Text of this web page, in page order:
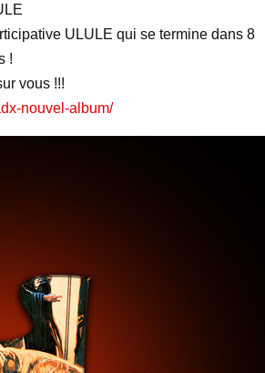
ULULE qui se termine dans 8
!
vous !!!
nouvel-album/